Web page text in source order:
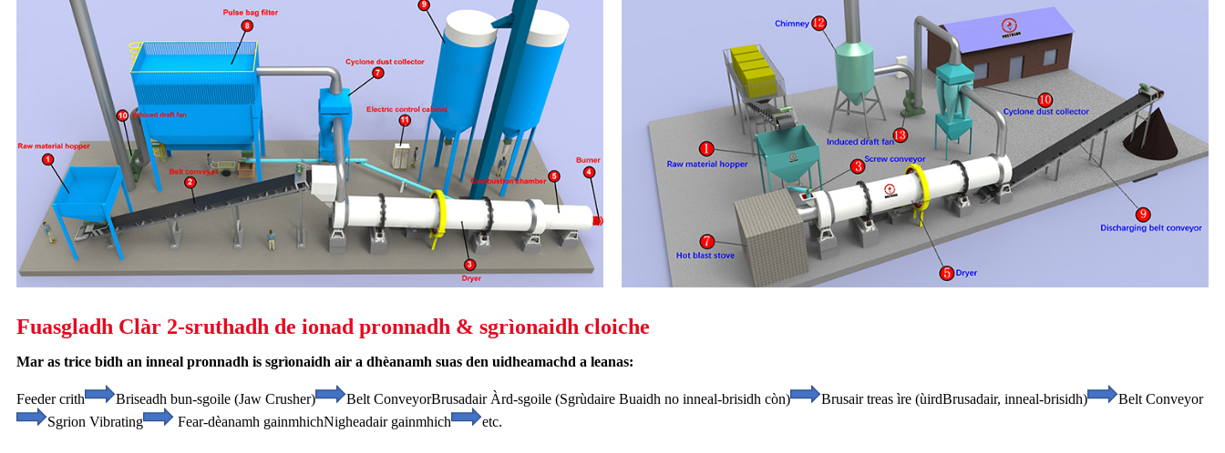
Fuasgladh Clàr 2-sruthadh de ionad pronnadh & sgrìonaidh cloiche
Mar as trice bidh an inneal pronnadh is sgrìonaidh air a dhèanamh suas den uidheamachd a leanas:
Feeder crith Briseadh bun-sgoile (Jaw Crusher) Belt ConveyorBrusadair Àrd-sgoile (Sgrùdaire Buaidh no inneal-brisidh còn) Brusair treas ìre (ùirdBrusadair, inneal-brisidh)
Belt Conveyor
Sgrion Vibrating
Fear-dèanamh gainmhichNigheadair gainmhich etc.